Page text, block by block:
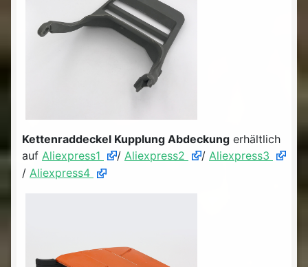
Kettenraddeckel Kupplung Abdeckung erhältlich
auf Aliexpress1 / Aliexpress2 / Aliexpress3
/ Aliexpress4